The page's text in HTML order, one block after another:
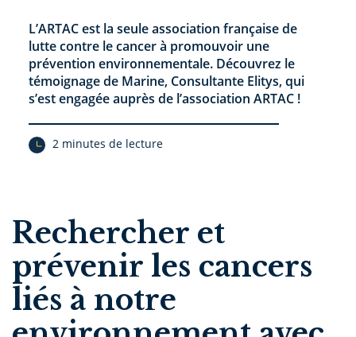
L’ARTAC est la seule association française de
lutte contre le cancer à promouvoir une
prévention environnementale. Découvrez le
témoignage de Marine, Consultante Elitys, qui
s’est engagée auprès de l’association ARTAC !
2 minutes de lecture
Rechercher et
prévenir les cancers
liés à notre